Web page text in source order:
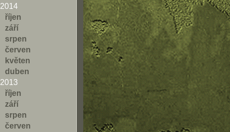
2014
říjen
září
srpen
červen
květen
duben
2013
říjen
září
srpen
červen